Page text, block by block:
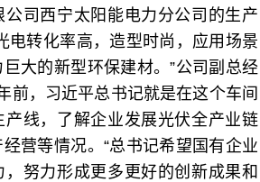
公司西宁太阳能电力分公司的生产
电转化率高，造型时尚，应用场景
大的新型环保建材。”公司副总经
前，习近平总书记就是在这个车间
产线，了解企业发展光伏全产业链
营等情况。“总书记希望国有企业
努力形成更多更好的创新成果和